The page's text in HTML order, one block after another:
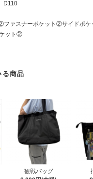
D110
ファスナーポケット②サイドポ
ット②
商品
観戦バッグ